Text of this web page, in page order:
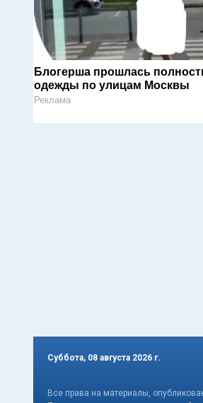
Блогерша прошлась
одежды по улицам Москвы
Реклама
Суббота, 08 августа 2026 г.
Все права на материалы,